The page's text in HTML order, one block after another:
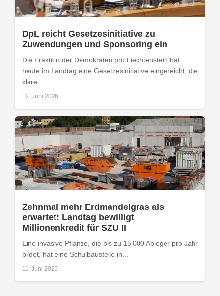
DpL reicht Gesetzesinitiative zu
Zuwendungen und Sponsoring ein
Die Fraktion der Demokraten pro Liechtenstein hat
heute im Landtag eine Gesetzesinitiative eingereicht, die
klare...
12. Juni 2026
Zehnmal mehr Erdmandelgras als
erwartet: Landtag bewilligt
Millionenkredit für SZU II
Eine invasive Pflanze, die bis zu 15’000 Ableger pro Jahr
bildet, hat eine Schulbaustelle in...
11. Juni 2026